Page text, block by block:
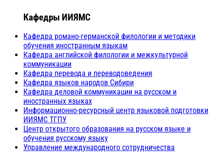
Кафедры ИИЯМС
Кафедра романо-германской филологии и методики
обучения иностранным языкам
Кафедра английской филологии и межкультурной
коммуникации
Кафедра перевода и переводоведения
Кафедра языков народов Сибири
Кафедра деловой коммуникации на русском и
иностранных языках
Информационно-ресурсный центр языковой подготовки
ИИЯМС ТГПУ
Центр открытого образования на русском языке и
обучения русскому языку
Управление международного сотрудничества